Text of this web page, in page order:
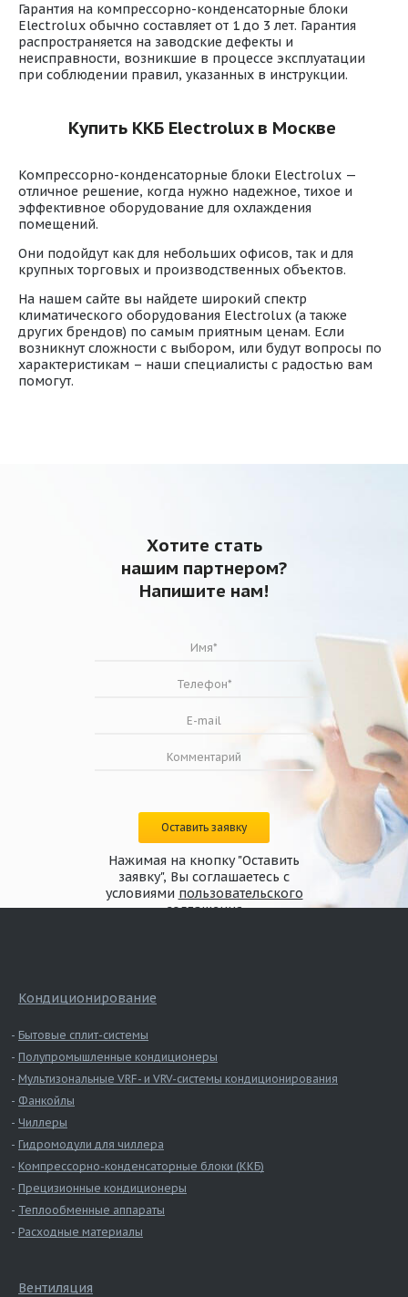
Гарантия на компрессорно-конденсаторные блоки
Electrolux обычно составляет от 1 до 3 лет. Гарантия
распространяется на заводские дефекты и
неисправности, возникшие в процессе эксплуатации
при соблюдении правил, указанных в инструкции.
Купить ККБ Electrolux в Москве
Компрессорно-конденсаторные блоки Electrolux —
отличное решение, когда нужно надежное, тихое и
эффективное оборудование для охлаждения
помещений.
Они подойдут как для небольших офисов, так и для
крупных торговых и производственных объектов.
На нашем сайте вы найдете широкий спектр
климатического оборудования Electrolux (а также
других брендов) по самым приятным ценам. Если
возникнут сложности с выбором, или будут вопросы по
характеристикам – наши специалисты с радостью вам
помогут.
Хотите стать
нашим партнером?
Напишите нам!
Оставить заявку
Нажимая на кнопку "Оставить
заявку", Вы соглашаетесь с
условиями пользовательского
соглашения
Кондиционирование
Бытовые сплит-системы
Полупромышленные кондиционеры
Мультизональные VRF- и VRV-системы кондиционирования
Фанкойлы
Чиллеры
Гидромодули для чиллера
Компрессорно-конденсаторные блоки (ККБ)
Прецизионные кондиционеры
Теплообменные аппараты
Расходные материалы
Вентиляция